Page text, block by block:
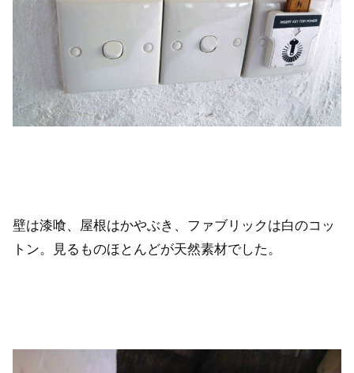
壁は漆喰、屋根はかやぶき、ファブリックは白のコッ
トン。見るものほとんどが天然素材でした。